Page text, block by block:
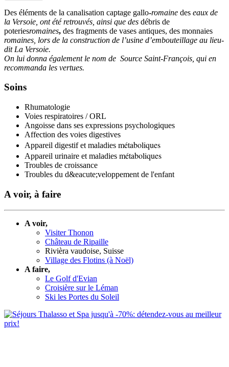
Des éléments de la canalisation captage gallo-romaine des eaux de
la Versoie, ont été retrouvés, ainsi que des débris de
poteriesromaines, des fragments de vases antiques, des monnaies
romaines, lors de la construction de l’usine d’embouteillage au lieu-
dit La Versoie.
On lui donna également le nom de Source Saint-François, qui en
recommanda les vertues.
Soins
Rhumatologie
Voies respiratoires / ORL
Angoisse dans ses expressions psychologiques
Affection des voies digestives
Appareil digestif et maladies métaboliques
Appareil urinaire et maladies métaboliques
Troubles de croissance
Troubles du d&eacute;veloppement de l'enfant
A voir, à faire
A voir,
Visiter Thonon
Château de Ripaille
Rivièra vaudoise, Suisse
Village des Flotins (à Noël)
A faire,
Le Golf d'Evian
Croisière sur le Léman
Ski les Portes du Soleil